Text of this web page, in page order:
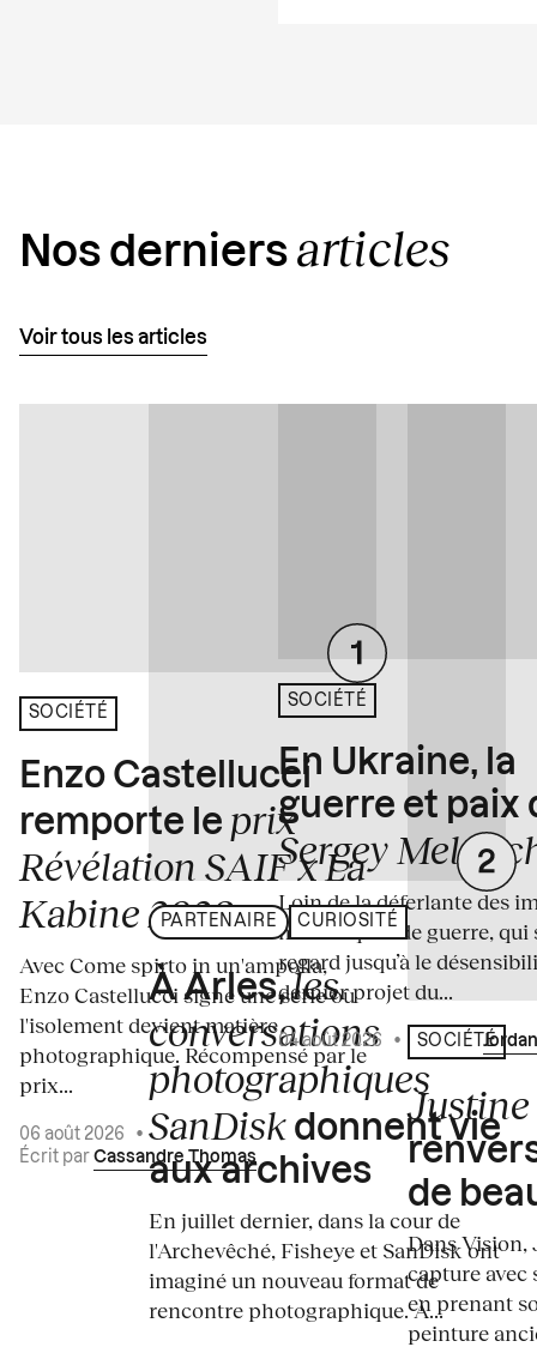
Nos derniers articles
Voir tous les articles
SOCIÉTÉ
Enzo Castellucci
remporte le prix
Révélation SAIF x La
Kabine 2026
Avec Come spirto in un'ampolla,
Enzo Castellucci signe une série où
l'isolement devient matière
photographique. Récompensé par le
prix...
06 août 2026
•
Écrit par Cassandre Thomas
PARTENAIRE CURIOSITÉ
À Arles,les
conversations
photographiques
SanDisk donnent vie
aux archives
En juillet dernier, dans la cour de
l'Archevêché, Fisheye et SanDisk ont
imaginé un nouveau format de
rencontre photographique. À...
SOCIÉTÉ
En Ukraine, la
guerre et paix
Sergey
Loin de la déferlante des
médiatiques de guerre, qui
regard jusqu’à le
dernier projet du...
04 août 2026 • Écrit par
SOCIÉTÉ
de
Dans
capture avec
en prenant
peinture